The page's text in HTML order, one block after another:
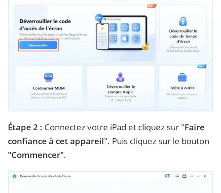
Étape 2 : Connectez votre iPad et cliquez sur "Faire
confiance à cet appareil". Puis cliquez sur le bouton
"Commencer".